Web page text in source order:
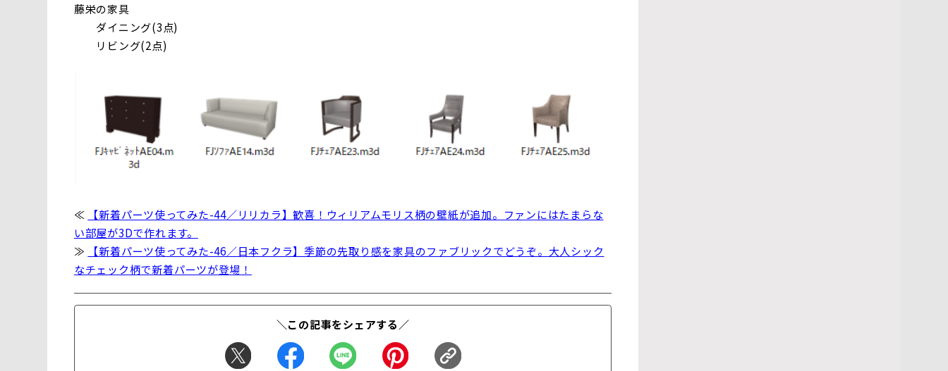
藤栄の家具
ダイニング(3点)
リビング(2点)
≪
【新着パーツ使ってみた-44／リリカラ】歓喜！ウィリアムモリス柄の壁紙が追加。ファンにはたまらな
い部屋が3Dで作れます。
≫
【新着パーツ使ってみた-46／日本フクラ】季節の先取り感を家具のファブリックでどうぞ。大人シック
なチェック柄で新着パーツが登場！
＼この記事をシェアする／